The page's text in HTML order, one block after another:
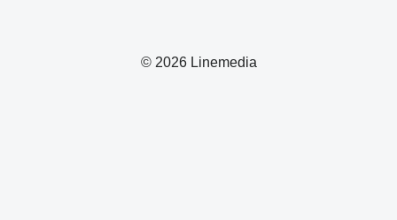
© 2026 Linemedia